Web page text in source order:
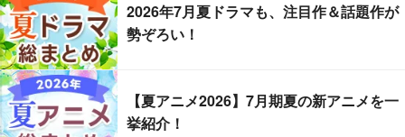
2026年7月夏ドラマも、注目作＆話題作が
勢ぞろい！
【夏アニメ2026】7月期夏の新アニメを一
挙紹介！